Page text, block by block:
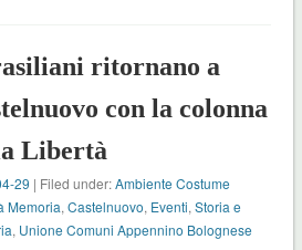
ritornano a
con la colonna
Libertà
29 | Filed under:Ambiente Costume
Memoria,Castelnuovo, Eventi,Storia e
, Unione Comuni Appennino Bolognese